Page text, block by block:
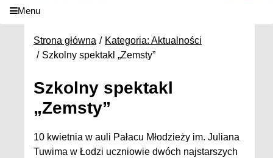
Menu
Strona główna
Kategoria: Aktualności
Szkolny spektakl „Zemsty”
Szkolny spektakl
„Zemsty”
10 kwietnia w auli Pałacu Młodzieży im. Juliana
Tuwima w Łodzi uczniowie dwóch najstarszych